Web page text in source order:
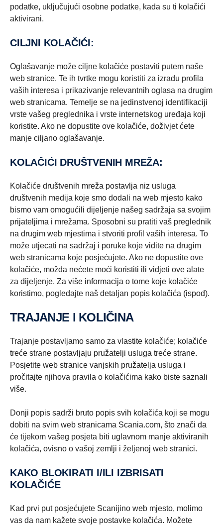
podatke, uključujući osobne podatke, kada su ti kolačići
aktivirani.
CILJNI KOLAČIĆI:
Oglašavanje može ciljne kolačiće postaviti putem naše
web stranice. Te ih tvrtke mogu koristiti za izradu profila
vaših interesa i prikazivanje relevantnih oglasa na drugim
web stranicama. Temelje se na jedinstvenoj identifikaciji
vrste vašeg preglednika i vrste internetskog uređaja koji
koristite. Ako ne dopustite ove kolačiće, doživjet ćete
manje ciljano oglašavanje.
KOLAČIĆI DRUŠTVENIH MREŽA:
Kolačiće društvenih mreža postavlja niz usluga
društvenih medija koje smo dodali na web mjesto kako
bismo vam omogućili dijeljenje našeg sadržaja sa svojim
prijateljima i mrežama. Sposobni su pratiti vaš preglednik
na drugim web mjestima i stvoriti profil vaših interesa. To
može utjecati na sadržaj i poruke koje vidite na drugim
web stranicama koje posjećujete. Ako ne dopustite ove
kolačiće, možda nećete moći koristiti ili vidjeti ove alate
za dijeljenje. Za više informacija o tome koje kolačiće
koristimo, pogledajte naš detaljan popis kolačića (ispod).
TRAJANJE I KOLIČINA
Trajanje postavljamo samo za vlastite kolačiće; kolačiće
treće strane postavljaju pružatelji usluga treće strane.
Posjetite web stranice vanjskih pružatelja usluga i
pročitajte njihova pravila o kolačićima kako biste saznali
više.
Donji popis sadrži bruto popis svih kolačića koji se mogu
dobiti na svim web stranicama Scania.com, što znači da
će tijekom vašeg posjeta biti uglavnom manje aktiviranih
kolačića, ovisno o vašoj zemlji i željenoj web stranici.
KAKO BLOKIRATI I/ILI IZBRISATI
KOLAČIĆE
Kad prvi put posjećujete Scanijino web mjesto, molimo
vas da nam kažete svoje postavke kolačića. Možete